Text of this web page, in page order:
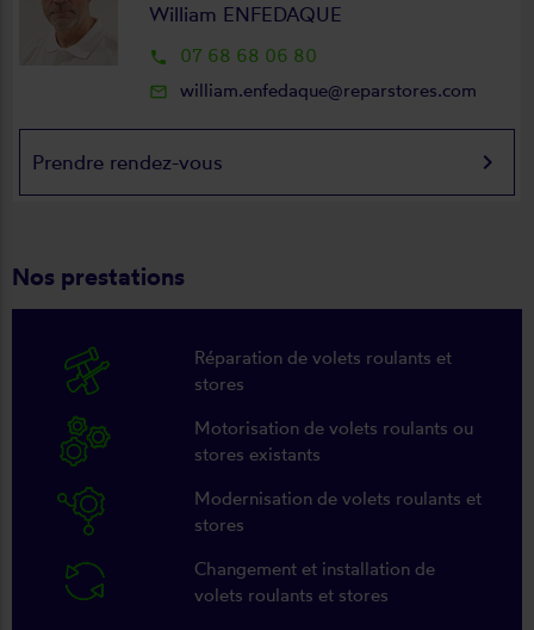
William ENFEDAQUE
local_phone 07 68 68 06 80
mail_outline william.enfedaque@reparstores.com
Prendre rendez-vous keyboard_arrow_right
Nos prestations
Réparation de volets roulants et
stores
Motorisation de volets roulants ou
stores existants
Modernisation de volets roulants et
stores
Changement et installation de
volets roulants et stores